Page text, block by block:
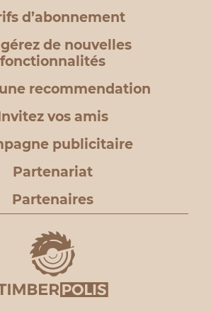
d’abonnement
de nouvelles
fonctionnalités
recommendation
vos amis
publicitaire
Partenariat
Partenaires